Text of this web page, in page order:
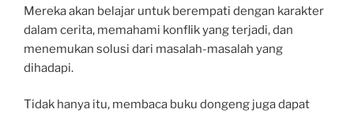
Mereka akan belajar untuk berempati dengan karakter
dalam cerita, memahami konflik yang terjadi, dan
menemukan solusi dari masalah-masalah yang
dihadapi.
Tidak hanya itu, membaca buku dongeng juga dapat